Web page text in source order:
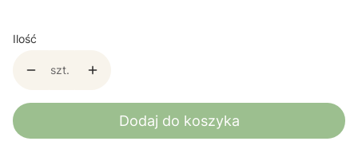
Ilość
szt.
Dodaj do koszyka